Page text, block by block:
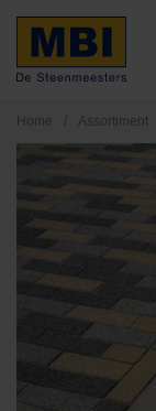
Home / Assortiment